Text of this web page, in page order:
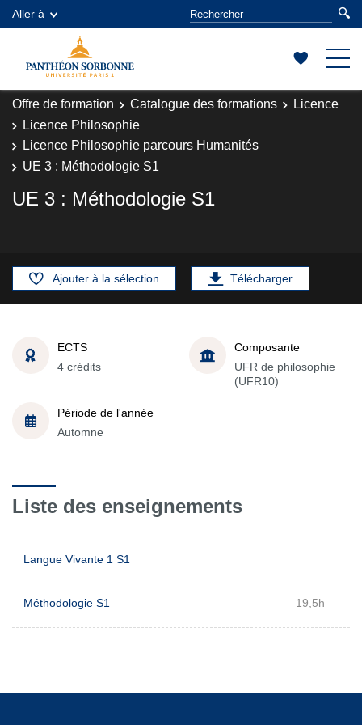
Aller à
Offre de formation Catalogue des formations
Licence
Licence Philosophie
Licence Philosophie parcours Humanités
UE 3 : Méthodologie S1
UE 3 : Méthodologie S1
Ajouter à la sélection Télécharger
ECTS
4 crédits
Composante
UFR de philosophie
(UFR10)
Période de l'année
Automne
Liste des enseignements
Langue Vivante 1 S1
Méthodologie S1 19,5h